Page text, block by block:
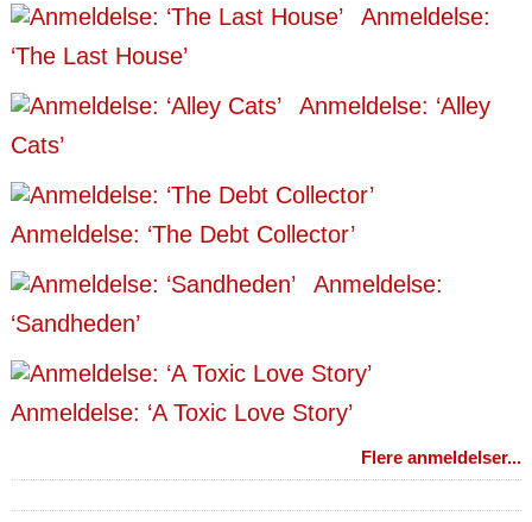
Anmeldelse:
‘The Last House’
Anmeldelse: ‘Alley
Cats’
Anmeldelse: ‘The Debt Collector’
Anmeldelse:
‘Sandheden’
Anmeldelse: ‘A Toxic Love Story’
Flere anmeldelser...